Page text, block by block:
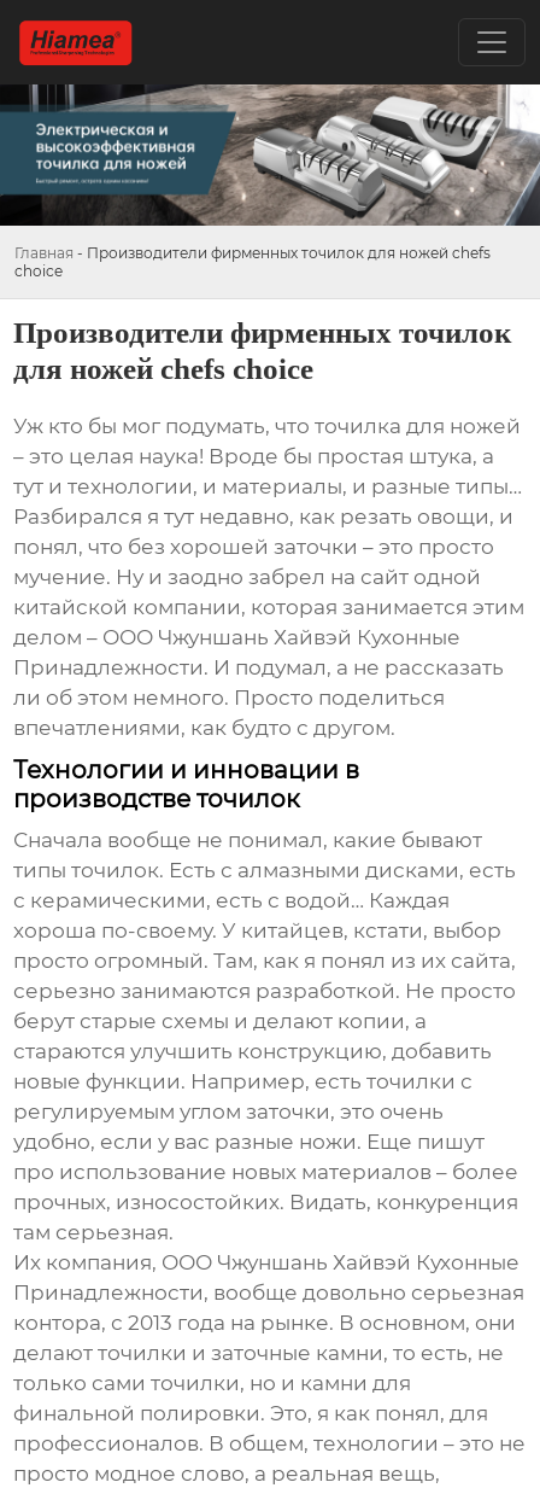
Главная - Производители фирменных точилок для ножей chefs
choice
Производители фирменных точилок
для ножей chefs choice
Уж кто бы мог подумать, что точилка для ножей
– это целая наука! Вроде бы простая штука, а
тут и технологии, и материалы, и разные типы…
Разбирался я тут недавно, как резать овощи, и
понял, что без хорошей заточки – это просто
мучение. Ну и заодно забрел на сайт одной
китайской компании, которая занимается этим
делом – ООО Чжуншань Хайвэй Кухонные
Принадлежности. И подумал, а не рассказать
ли об этом немного. Просто поделиться
впечатлениями, как будто с другом.
Технологии и инновации в
производстве точилок
Сначала вообще не понимал, какие бывают
типы точилок. Есть с алмазными дисками, есть
с керамическими, есть с водой… Каждая
хороша по-своему. У китайцев, кстати, выбор
просто огромный. Там, как я понял из их сайта,
серьезно занимаются разработкой. Не просто
берут старые схемы и делают копии, а
стараются улучшить конструкцию, добавить
новые функции. Например, есть точилки с
регулируемым углом заточки, это очень
удобно, если у вас разные ножи. Еще пишут
про использование новых материалов – более
прочных, износостойких. Видать, конкуренция
там серьезная.
Их компания, ООО Чжуншань Хайвэй Кухонные
Принадлежности, вообще довольно серьезная
контора, с 2013 года на рынке. В основном, они
делают точилки и заточные камни, то есть, не
только сами точилки, но и камни для
финальной полировки. Это, я как понял, для
профессионалов. В общем, технологии – это не
просто модное слово, а реальная вещь,